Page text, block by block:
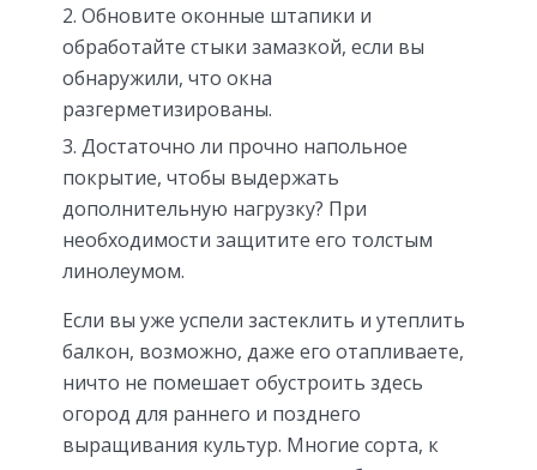
Обновите оконные штапики и
обработайте стыки замазкой, если вы
обнаружили, что окна
разгерметизированы.
Достаточно ли прочно напольное
покрытие, чтобы выдержать
дополнительную нагрузку? При
необходимости защитите его толстым
линолеумом.
Если вы уже успели застеклить и утеплить
балкон, возможно, даже его отапливаете,
ничто не помешает обустроить здесь
огород для раннего и позднего
выращивания культур. Многие сорта, к